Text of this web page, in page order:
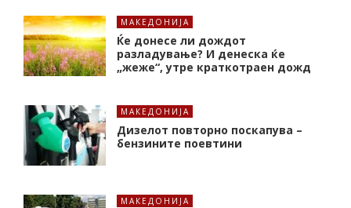
МАКЕДОНИЈА
Ќе донесе ли дождот
разладување? И денеска ќе
„жеже“, утре краткотраен дожд
МАКЕДОНИЈА
Дизелот повторно поскапува –
бензините поевтини
МАКЕДОНИЈА